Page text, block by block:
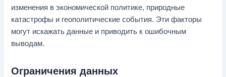
изменения в экономической политике, природные
катастрофы и геополитические события. Эти факторы
могут искажать данные и приводить к ошибочным
выводам.
Ограничения данных